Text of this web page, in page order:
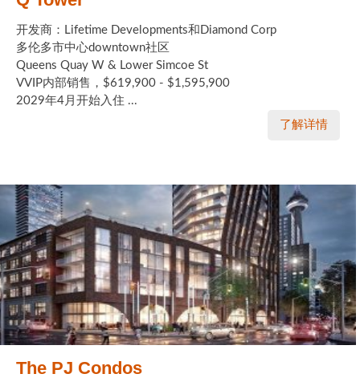
开发商：Lifetime Developments和Diamond Corp
多伦多市中心downtown社区
Queens Quay W & Lower Simcoe St
VVIP内部销售，$619,900 - $1,595,900
2029年4月开始入住 ...
了解详情
The PJ Condos